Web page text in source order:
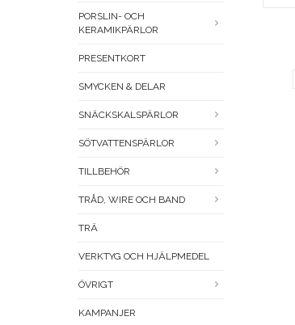
PORSLIN- OCH
KERAMIKPÄRLOR
PRESENTKORT
SMYCKEN & DELAR
SNÄCKSKALSPÄRLOR
SÖTVATTENSPÄRLOR
TILLBEHÖR
TRÅD, WIRE OCH BAND
TRÄ
VERKTYG OCH HJÄLPMEDEL
ÖVRIGT
KAMPANJER